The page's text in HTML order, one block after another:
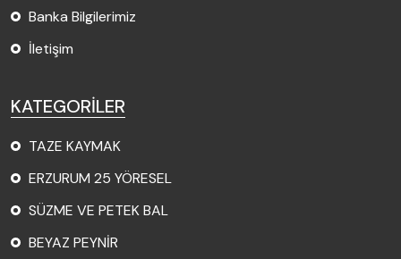
Banka Bilgilerimiz
İletişim
KATEGORİLER
TAZE KAYMAK
ERZURUM 25 YÖRESEL
SÜZME VE PETEK BAL
BEYAZ PEYNİR